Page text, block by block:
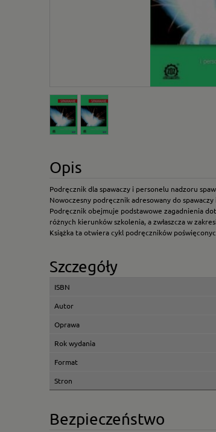
Opis
Podręcznik dla spawaczy i personelu nadzoru
Nowoczesny podręcznik adresowany do
Podręcznik obejmuje podstawowe zagadnienia
różnych kierunków szkolenia, a zwłaszcza w
Książka ta otwiera cykl podręczników
Szczegóły
ISBN
Autor
Oprawa
Rok wydania
Format
Stron
Bezpieczeństwo